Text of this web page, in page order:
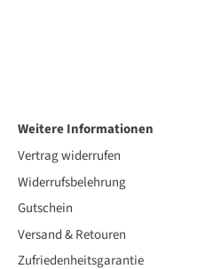
Weitere Informationen
Vertrag widerrufen
Widerrufsbelehrung
Gutschein
Versand & Retouren
Zufriedenheitsgarantie